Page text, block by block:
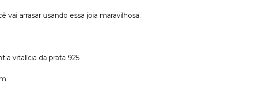
arrasar usando essa joia maravilhosa.
vitalícia da prata 925